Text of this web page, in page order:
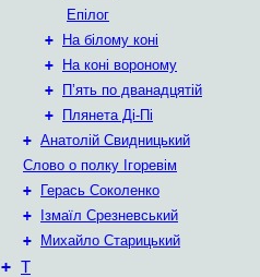
Епілог
+
На білому коні
+
На коні вороному
+
П’ять по дванадцятій
+
Плянета Ді-Пі
+ Анатолій Свидницький
Слово о полку Ігоревім
+
Герась Соколенко
+
Ізмаїл Срезневський
+
Михайло Старицький
+ Т